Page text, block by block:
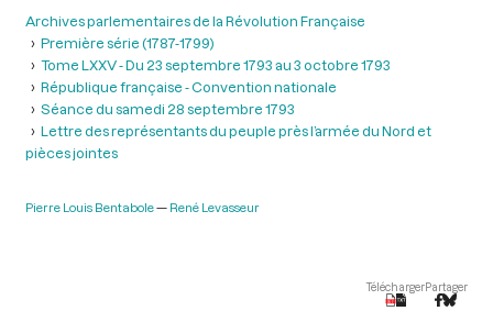
Archives parlementaires de la Révolution Française
Première série (1787-1799)
Tome LXXV - Du 23 septembre 1793 au 3 octobre 1793
République française - Convention nationale
Séance du samedi 28 septembre 1793
Lettre des représentants du peuple près l’armée du Nord et
pièces jointes
Pierre Louis Bentabole René Levasseur
TéléchargerPartager